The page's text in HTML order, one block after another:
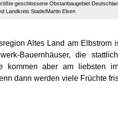
geschlossene Obstanbaugebiet
Landkreis Stade/Martin Elsen
Altes Land am
Bauernhäuser, die
kommen aber am liebsten
dann werden viele Früchte